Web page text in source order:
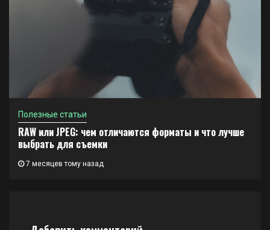
Полезные статьи
RAW или JPEG: чем отличаются форматы и что лучше
выбрать для съемки
7 месяцев тому назад